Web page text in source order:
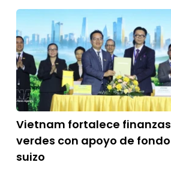
Vietnam fortalece finanzas
verdes con apoyo de fondo
suizo